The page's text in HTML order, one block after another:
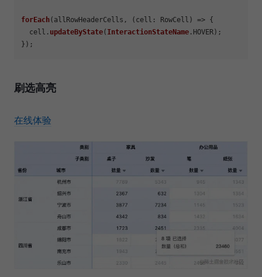
forEach(allRowHeaderCells, ( cell: RowCell ) => {
  cell.
updateByState( InteractionStateName . HOVER );
刷选高亮
在线体验